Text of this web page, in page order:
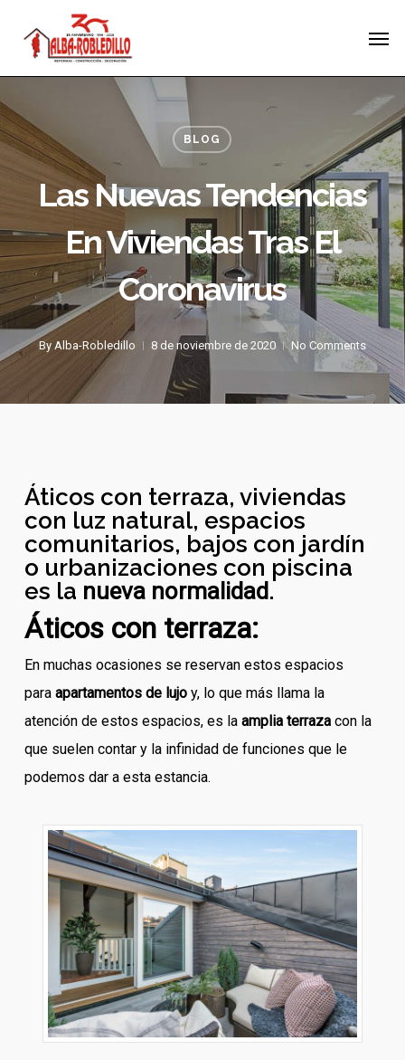
content
BLOG
Las Nuevas Tendencias
En Viviendas Tras El
Coronavirus
By Alba-Robledillo 8 de noviembre de 2020 No Comments
Áticos con terraza, viviendas
con luz natural, espacios
comunitarios, bajos con jardín
o urbanizaciones con piscina
es la nueva normalidad.
Áticos con terraza:
En muchas ocasiones se reservan estos espacios
para apartamentos de lujoy, lo que más llama la
atención de estos espacios, es la amplia terrazacon la
que suelen contar y la infinidad de funciones que le
podemos dar a esta estancia.